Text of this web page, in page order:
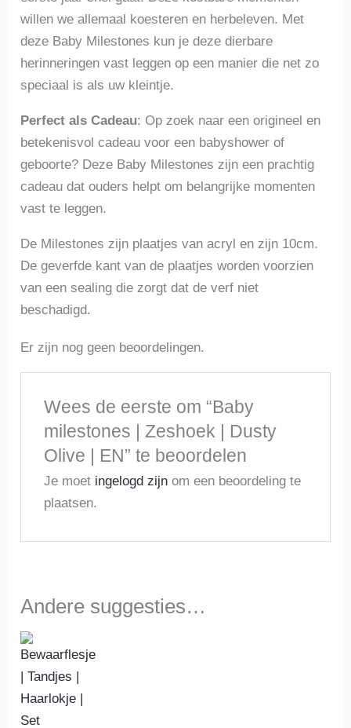
willen we allemaal koesteren en herbeleven. Met
deze Baby Milestones kun je deze dierbare
herinneringen vast leggen op een manier die net zo
speciaal is als uw kleintje.
Perfect als Cadeau: Op zoek naar een origineel en
betekenisvol cadeau voor een babyshower of
geboorte? Deze Baby Milestones zijn een prachtig
cadeau dat ouders helpt om belangrijke momenten
vast te leggen.
De Milestones zijn plaatjes van acryl en zijn 10cm.
De geverfde kant van de plaatjes worden voorzien
van een sealing die zorgt dat de verf niet
beschadigd.
Er zijn nog geen beoordelingen.
Wees de eerste om “Baby
milestones | Zeshoek | Dusty
Olive | EN” te beoordelen
Je moet ingelogd zijnom een beoordeling te
plaatsen.
Andere suggesties…